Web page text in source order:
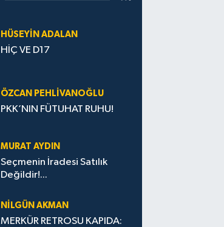
HÜSEYIN ADALAN
HİÇ VE D17
ÖZCAN PEHLIVANOĞLU
PKK’NIN FÜTUHAT RUHU!
MURAT AYDIN
Seçmenin İradesi Satılık
Değildir!...
NILGÜN AKMAN
MERKÜR RETROSU KAPIDA: